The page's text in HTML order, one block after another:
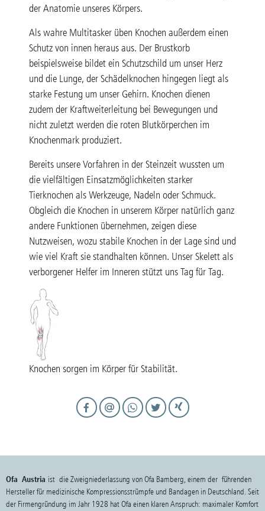
der Anatomie unseres Körpers.
Als wahre Multitasker üben Knochen außerdem einen
Schutz von innen heraus aus. Der Brustkorb
beispielsweise bildet ein Schutzschild um unser Herz
und die Lunge, der Schädelknochen hingegen liegt als
starke Festung um unser Gehirn. Knochen dienen
zudem der Kraftweiterleitung bei Bewegungen und
nicht zuletzt werden die roten Blutkörperchen im
Knochenmark produziert.
Bereits unsere Vorfahren in der Steinzeit wussten um
die vielfältigen Einsatzmöglichkeiten starker
Tierknochen als Werkzeuge, Nadeln oder Schmuck.
Obgleich die Knochen in unserem Körper natürlich ganz
andere Funktionen übernehmen, zeigen diese
Nutzweisen, wozu stabile Knochen in der Lage sind und
wie viel Kraft sie standhalten können. Unser Skelett als
verborgener Helfer im Inneren stützt uns Tag für Tag.
Knochen sorgen im Körper für Stabilität.
Ofa Austria ist die Zweigniederlassung von Ofa Bamberg, einem der führenden
Hersteller für medizinische Kompressionsstrümpfe und Bandagen in Deutschland. Seit
der Firmengründung im Jahr 1928 hat Ofa einen klaren Anspruch: maximaler Komfort